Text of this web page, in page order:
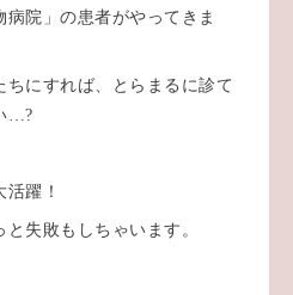
院」の患者がやってきま
ちにすれば、とらまるに診て
…?
躍！
失敗もしちゃいます。